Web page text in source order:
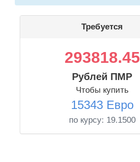
Требуется
293818.45
Рублей ПМР
Чтобы купить
15343 Евро
по курсу: 19.1500